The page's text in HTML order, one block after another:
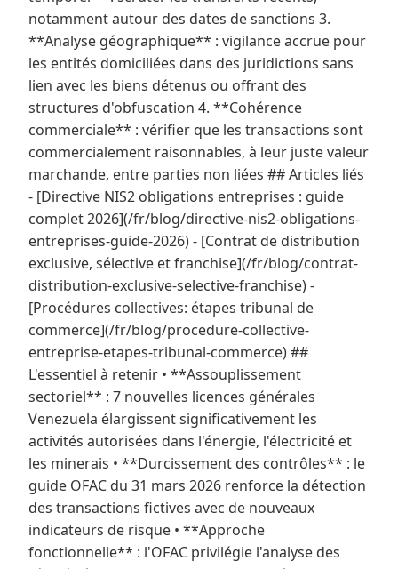
notamment autour des dates de sanctions 3.
**Analyse géographique** : vigilance accrue pour
les entités domiciliées dans des juridictions sans
lien avec les biens détenus ou offrant des
structures d'obfuscation 4. **Cohérence
commerciale** : vérifier que les transactions sont
commercialement raisonnables, à leur juste valeur
marchande, entre parties non liées ## Articles liés
- [Directive NIS2 obligations entreprises : guide
complet 2026](/fr/blog/directive-nis2-obligations-
entreprises-guide-2026) - [Contrat de distribution
exclusive, sélective et franchise](/fr/blog/contrat-
distribution-exclusive-selective-franchise) -
[Procédures collectives: étapes tribunal de
commerce](/fr/blog/procedure-collective-
entreprise-etapes-tribunal-commerce) ##
L'essentiel à retenir • **Assouplissement
sectoriel** : 7 nouvelles licences générales
Venezuela élargissent significativement les
activités autorisées dans l'énergie, l'électricité et
les minerais • **Durcissement des contrôles** : le
guide OFAC du 31 mars 2026 renforce la détection
des transactions fictives avec de nouveaux
indicateurs de risque • **Approche
fonctionnelle** : l'OFAC privilégie l'analyse des